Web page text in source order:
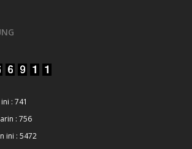
: 741
: 756
ini : 5472